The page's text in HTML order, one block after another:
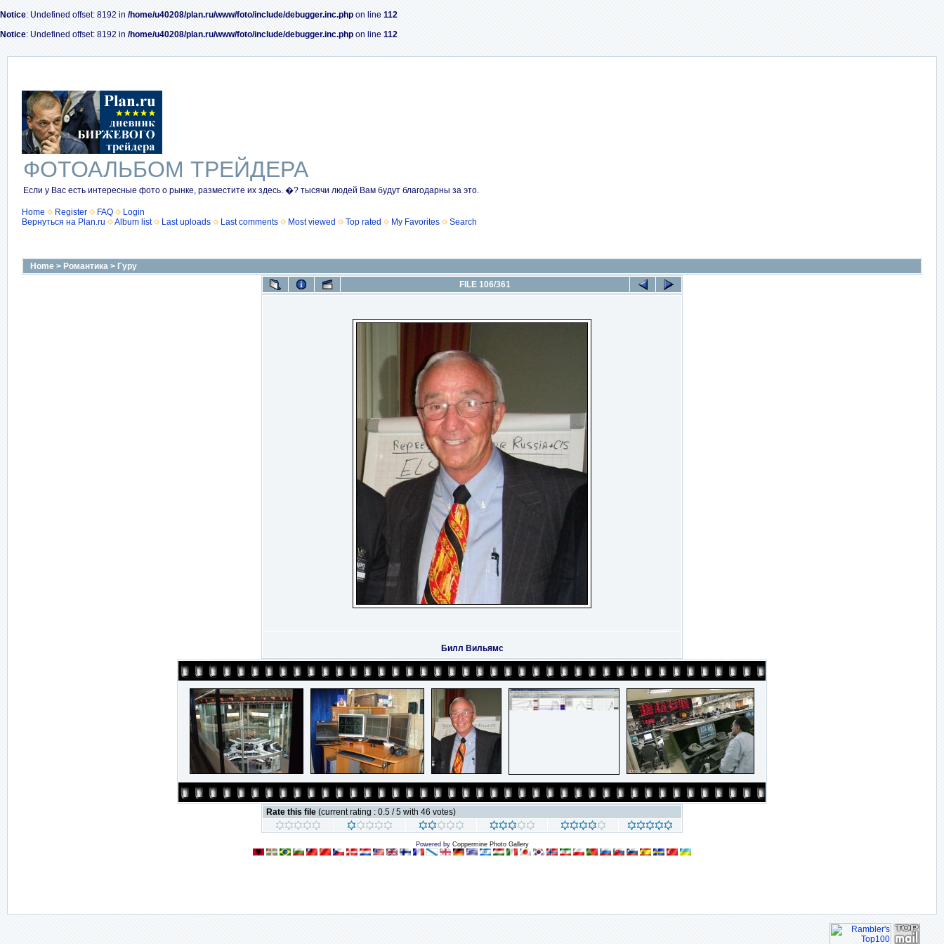
Notice: Undefined offset: 8192 in /home/u40208/plan.ru/www/foto/include/debugger.inc.php on line 112
Notice: Undefined offset: 8192 in /home/u40208/plan.ru/www/foto/include/debugger.inc.php on line 112
ФОТОАЛЬБОМ ТРЕЙДЕРА
Если у Вас есть интересные фото о рынке, разместите их здесь. �? тысячи людей Вам будут благодарны за это.
Home Register FAQ
Login
Вернуться на Plan.ru
Album list Last uploads Last comments Most viewed Top rated My Favorites Search
Home > Романтика > Гуру
FILE 106/361
Билл Вильямс
Rate this file (current rating : 0.5 / 5 with 46 votes)
Powered by Coppermine Photo Gallery